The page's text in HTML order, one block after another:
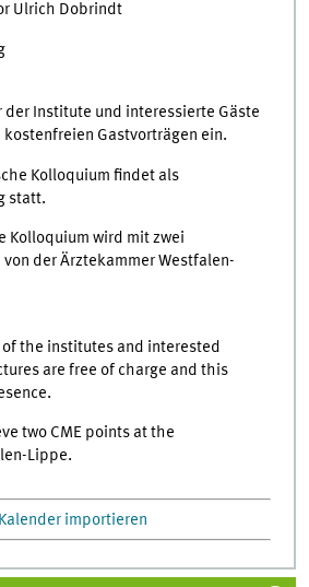
Ulrich Dobrindt
Institute und interessierte Gäste
Gastvorträgen ein.
Kolloquium findet als
statt.
Kolloquium wird mit zwei
der Ärztekammer Westfalen-
the institutes and interested
are free of charge and this
two CME points at the
Lippe.
importieren